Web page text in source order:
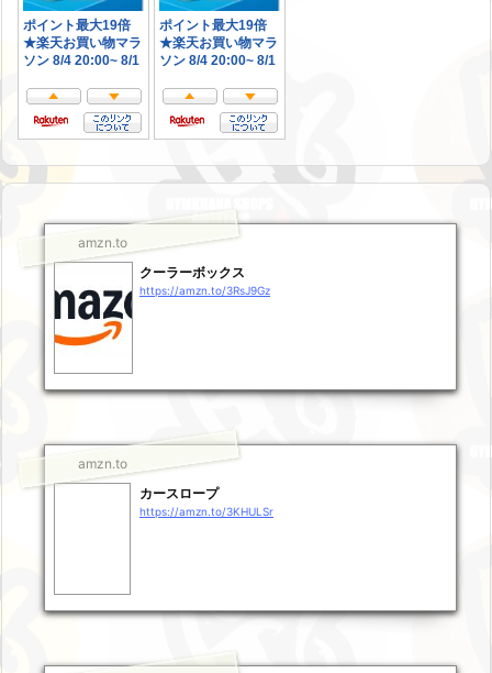
amzn.to
クーラーボックス
https://amzn.to/3RsJ9Gz
amzn.to
カースロープ
https://amzn.to/3KHULSr